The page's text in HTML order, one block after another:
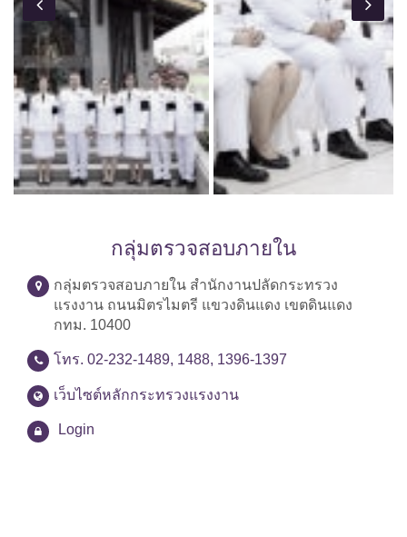
กลุ่มตรวจสอบภายใน
กลุ่มตรวจสอบภายใน สำนักงานปลัดกระทรวง
แรงงาน ถนนมิตรไมตรี แขวงดินแดง เขตดินแดง
กทม. 10400
โทร. 02-232-1489, 1488, 1396-1397
เว็บไซต์หลักกระทรวงแรงงาน
Login